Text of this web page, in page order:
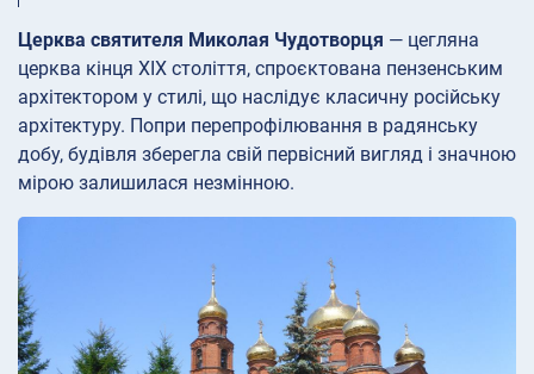
Церква святителя Миколая Чудотворця — цегляна
церква кінця XIX століття, спроєктована пензенським
архітектором у стилі, що наслідує класичну російську
архітектуру. Попри перепрофілювання в радянську
добу, будівля зберегла свій первісний вигляд і значною
мірою залишилася незмінною.